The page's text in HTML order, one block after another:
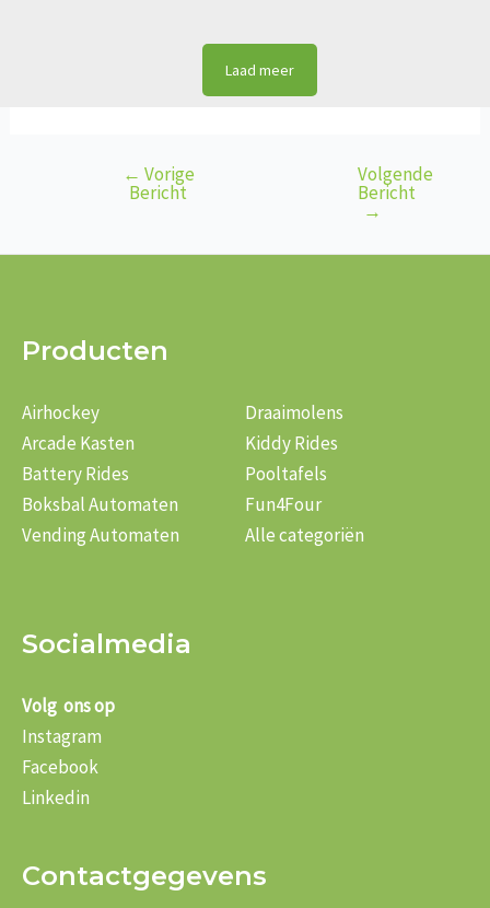
Laad meer
Bericht← Vorige
Bericht
Volgende
Bericht
→
Producten
Airhockey
Arcade Kasten
Battery Rides
Boksbal Automaten
Vending Automaten
Draaimolens
Kiddy Rides
Pooltafels
Fun4Four
Alle categoriën
Socialmedia
Volg ons op
Instagram
Facebook
Linkedin
Contactgegevens